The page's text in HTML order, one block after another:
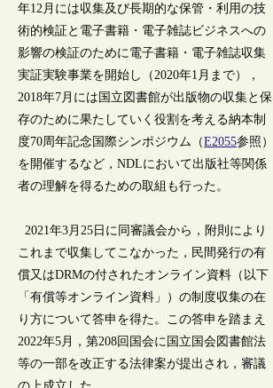
年12月には収集及び長期的な保管・利用の技
術的検証と電子書籍・電子雑誌ビジネスへの
影響の検証のために電子書籍・電子雑誌収集
実証実験事業を開始し（2020年1月まで），
2018年7月には国立図書館が出版物の収集と保
存のために果たしていく役割を考える納本制
度70周年記念国際シンポジウム（E2055参照）
を開催するなど，NDLにおいて出版社等関係
者の理解を得るための取組も行った。
2021年3月25日に同審議会から，附則により
これまで収集してこなかった，民間発行の有
償又はDRMの付されたオンライン資料（以下
「有償等オンライン資料」）の制度収集の在
り方について答申を得た。この答申を踏まえ
2022年5月，第208回国会に国立国会図書館法
等の一部を改正する法律案が提出され，審議